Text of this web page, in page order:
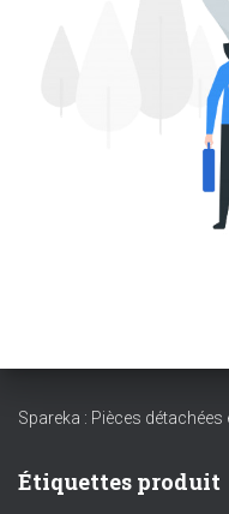
Spareka : Pièces
Étiquettes produit